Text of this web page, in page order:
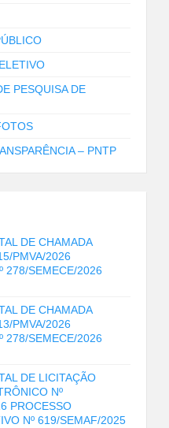
PESQUISA DE
– PNTP
DE CHAMADA
PMVA/2026
278/SEMECE/2026
DE CHAMADA
PMVA/2026
278/SEMECE/2026
DE LICITAÇÃO
Nº
PROCESSO
Nº 619/SEMAF/2025